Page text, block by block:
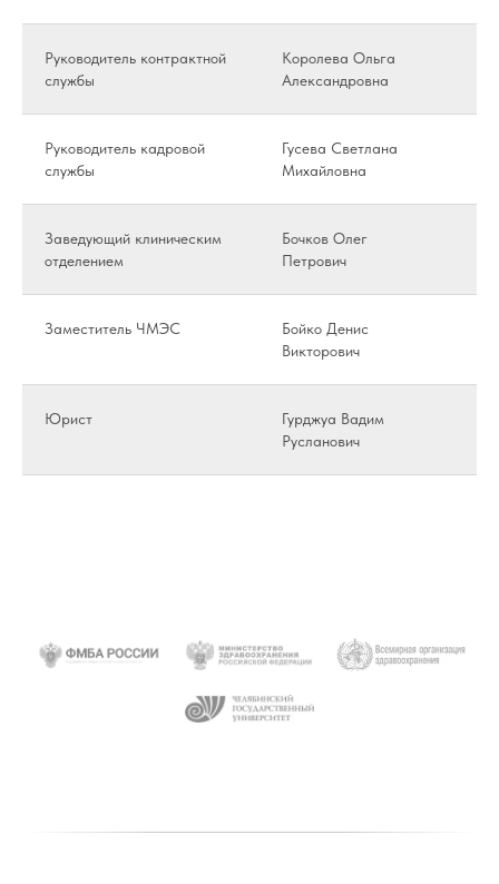
Руководитель контрактной
службы
Королева Ольга
Александровна
Руководитель кадровой
службы
Гусева Светлана
Михайловна
Заведующий клиническим
отделением
Бочков Олег
Петрович
Заместитель ЧМЭС
Бойко Денис
Викторович
Юрист
Гурджуа Вадим
Русланович